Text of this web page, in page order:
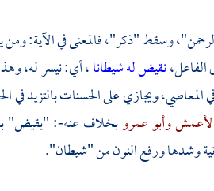
وسقط "ذكر"، فالمعنى في الآية: ومن
الفاعل،نقيض له شيطانا، أي: نيسر له،
المعاصي، ويجازي على الحسنات بالتزيد في
وأبو عمروبخلاف عنه-: "يقيض"
وشدها ورفع النون من "شيطان".